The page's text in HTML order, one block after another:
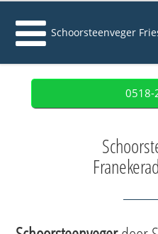
Schoorsteenveger
0518-